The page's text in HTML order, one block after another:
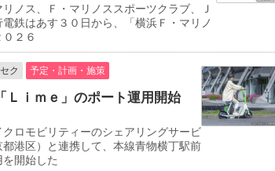
ノス、Ｆ・マリノススポーツクラブ、Ｊ
鉄はあす３０日から、「横浜Ｆ・マリノ
２６
ク 予定・計画・施策
ｉｍｅ」のポート運用開始
ロモビリティーのシェアリングサービ
港区）と連携して、本線青物横丁駅前
開始した